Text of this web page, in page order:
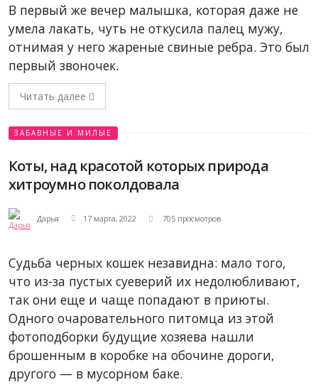
В первый же вечер малышка, которая даже не
умела лакать, чуть не откусила палец мужу,
отнимая у него жареные свиные ребра. Это был
первый звоночек.
Читать далее
ЗАБАВНЫЕ И МИЛЫЕ
Коты, над красотой которых природа
хитроумно поколдовала
Дарья 17 марта, 2022 705 просмотров
Судьба черных кошек незавидна: мало того,
что из-за пустых суеверий их недолюбливают,
так они еще и чаще попадают в приюты.
Одного очаровательного питомца из этой
фотоподборки будущие хозяева нашли
брошенным в коробке на обочине дороги,
другого — в мусорном баке.